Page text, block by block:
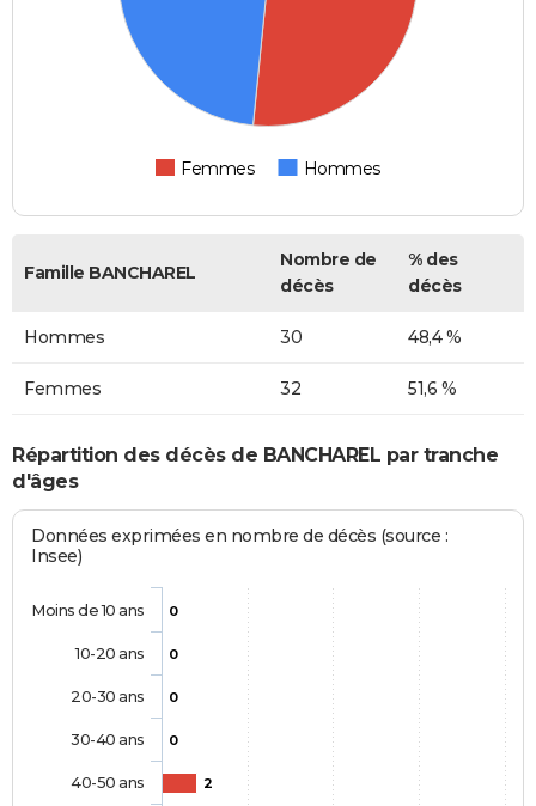
Femmes Hommes
Famille BANCHAREL
Nombre de
décès
% des
décès
Hommes 30 48,4 %
Femmes 32 51,6 %
Répartition des décès de BANCHAREL par tranche
d'âges
Données exprimées en nombre de décès (source :
Insee)
0
0
0
0
2
Moins de 10 ans
10-20 ans
20-30 ans
30-40 ans
40-50 ans